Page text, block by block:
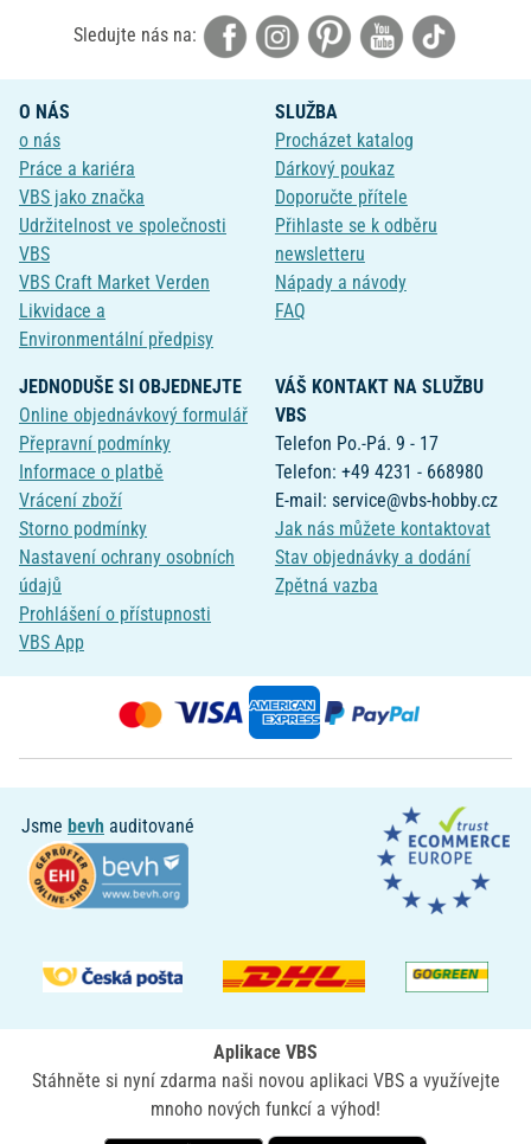
Sledujte nás na:
O NÁS
o nás
Práce a kariéra
VBS jako značka
Udržitelnost ve společnosti
VBS
VBS Craft Market Verden
Likvidace a
Environmentální předpisy
SLUŽBA
Procházet katalog
Dárkový poukaz
Doporučte přítele
Přihlaste se k odběru
newsletteru
Nápady a návody
FAQ
JEDNODUŠE SI OBJEDNEJTE
Online objednávkový formulář
Přepravní podmínky
Informace o platbě
Vrácení zboží
Storno podmínky
Nastavení ochrany osobních
údajů
Prohlášení o přístupnosti
VBS App
VÁŠ KONTAKT NA SLUŽBU
VBS
Telefon Po.-Pá. 9 - 17
Telefon: +49 4231 - 668980
E-mail: service@vbs-hobby.cz
Jak nás můžete kontaktovat
Stav objednávky a dodání
Zpětná vazba
Jsme bevh auditované
Aplikace VBS
Stáhněte si nyní zdarma naši novou aplikaci VBS a využívejte
mnoho nových funkcí a výhod!